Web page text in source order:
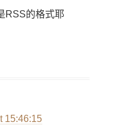
RSS的格式耶
15:46:15